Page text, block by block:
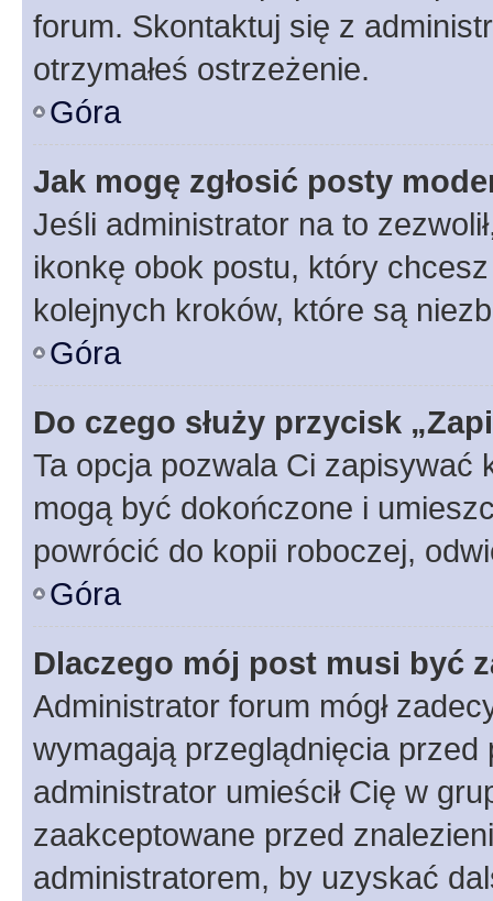
forum. Skontaktuj się z
otrzymałeś ostrzeżenie.
Góra
Jak mogę zgłosić posty
Jeśli administrator na to
ikonkę obok postu, który
kolejnych kroków, które są
Góra
Do czego służy przycisk
Ta opcja pozwala Ci zapisywać
mogą być dokończone i
powrócić do kopii roboczej,
Góra
Dlaczego mój post musi być
Administrator forum mógł
wymagają przeglądnięcia
administrator umieścił Cię w
zaakceptowane przed
administratorem, by uzyskać